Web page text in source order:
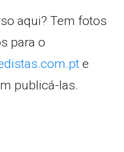
aqui? Tem fotos
para o
e
publicá-las.